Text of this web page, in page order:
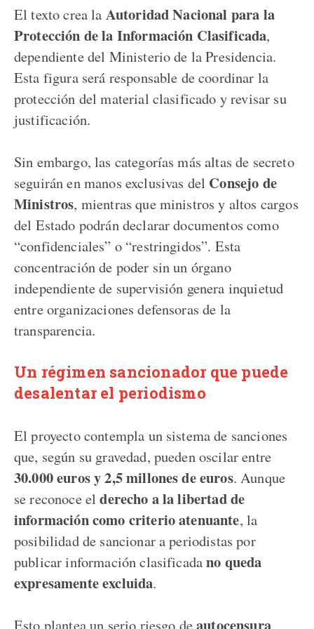
El texto crea la Autoridad Nacional para la
Protección de la Información Clasificada,
dependiente del Ministerio de la Presidencia.
Esta figura será responsable de coordinar la
protección del material clasificado y revisar su
justificación.
Sin embargo, las categorías más altas de secreto
seguirán en manos exclusivas del Consejo de
Ministros, mientras que ministros y altos cargos
del Estado podrán declarar documentos como
“confidenciales” o “restringidos”. Esta
concentración de poder sin un órgano
independiente de supervisión genera inquietud
entre organizaciones defensoras de la
transparencia.
Un régimen sancionador que puede
desalentar el periodismo
El proyecto contempla un sistema de sanciones
que, según su gravedad, pueden oscilar entre
30.000 euros y 2,5 millones de euros. Aunque
se reconoce elderecho a la libertad de
información como criterio atenuante, la
posibilidad de sancionar a periodistas por
publicar información clasificadano queda
expresamente excluida.
Esto plantea un serio riesgo deautocensura